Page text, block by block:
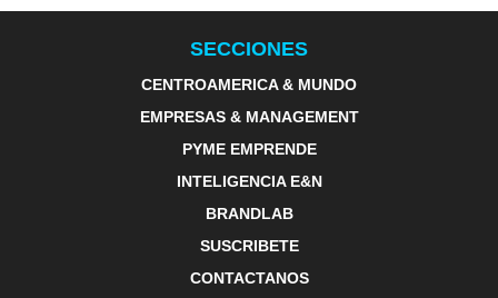
SECCIONES
CENTROAMERICA & MUNDO
EMPRESAS & MANAGEMENT
PYME EMPRENDE
INTELIGENCIA E&N
BRANDLAB
SUSCRIBETE
CONTACTANOS